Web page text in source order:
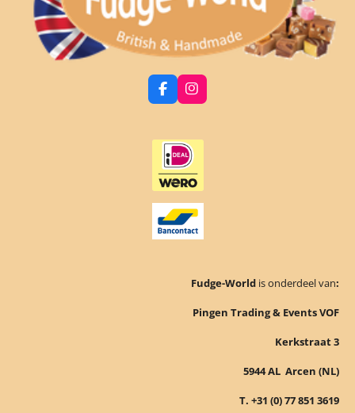
F
a
b
o
o
k
I
n
a
g
r
a
m
Fudge-World is onderdeel van:
Pingen Trading & Events VOF
Kerkstraat 3
5944 AL Arcen (NL)
T. +31 (0) 77 851 3619